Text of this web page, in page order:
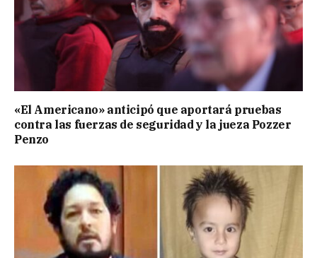
«El Americano» anticipó que aportará pruebas
contra las fuerzas de seguridad y la jueza Pozzer
Penzo